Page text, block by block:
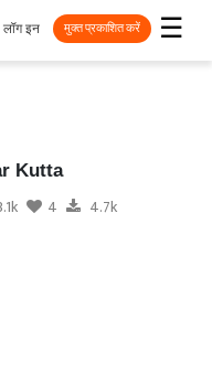
☰
लॉग इन मुक्त प्रकाशित करें
Kutta
4 4.7k